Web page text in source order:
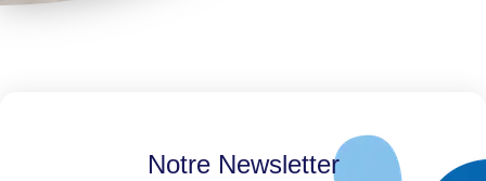
Notre Newsletter